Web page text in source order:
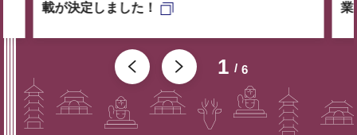
1 6
載が決定しました！
業